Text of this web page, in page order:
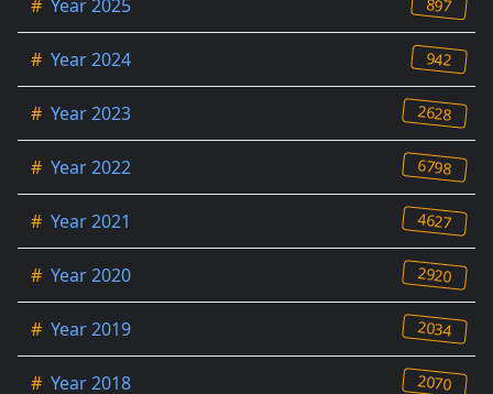
# Year 2025 897
# Year 2024 942
# Year 2023 2628
# Year 2022 6798
# Year 2021 4627
# Year 2020 2920
# Year 2019 2034
# Year 2018 2070